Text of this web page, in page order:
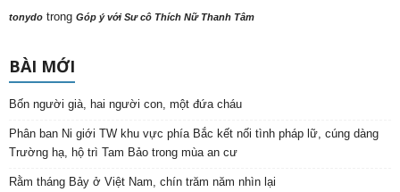
tonydo trong Góp ý với Sư cô Thích Nữ Thanh Tâm
BÀI MỚI
Bốn người già, hai người con, một đứa cháu
Phân ban Ni giới TW khu vực phía Bắc kết nối tình pháp lữ, cúng dàng
Trường hạ, hộ trì Tam Bảo trong mùa an cư
Rằm tháng Bảy ở Việt Nam, chín trăm năm nhìn lại